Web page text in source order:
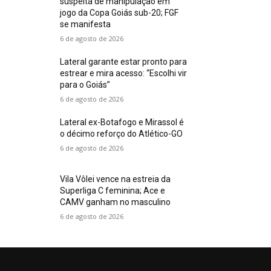
jogo da Copa Goiás sub-20; FGF
se manifesta
6 de agosto de 2026
Lateral garante estar pronto para
estrear e mira acesso: “Escolhi vir
para o Goiás”
6 de agosto de 2026
Lateral ex-Botafogo e Mirassol é
o décimo reforço do Atlético-GO
6 de agosto de 2026
Vila Vôlei vence na estreia da
Superliga C feminina; Ace e
CAMV ganham no masculino
6 de agosto de 2026